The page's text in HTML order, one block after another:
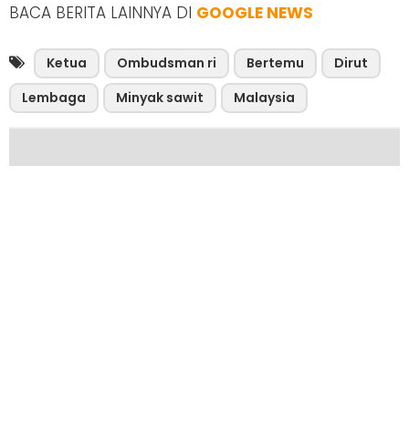
BACA BERITA LAINNYA DI GOOGLE NEWS
Ketua Ombudsman ri Bertemu
Dirut
Lembaga
Minyak sawit Malaysia